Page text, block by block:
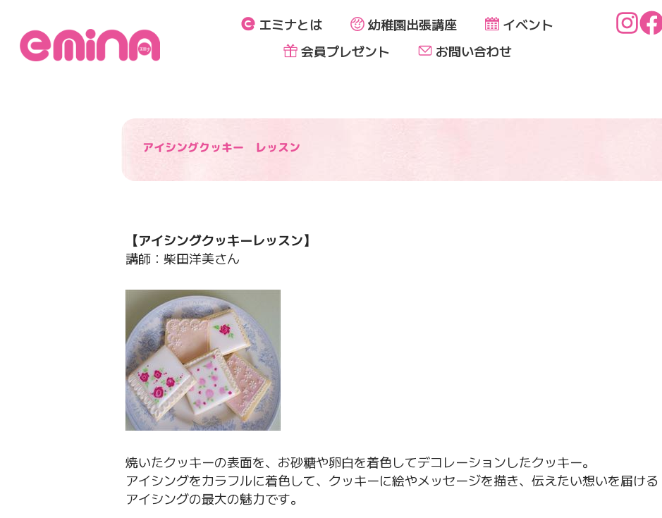
エミナとは 幼稚園出張講座
イベント
会員プレゼント
お問い合わせ
アイシングクッキー レッスン
【アイシングクッキーレッスン】
講師：柴田洋美さん
焼いたクッキーの表面を、お砂糖や卵白を着色してデコレーションしたクッキー。
アイシングをカラフルに着色して、クッキーに絵やメッセージを描き、伝えたい想いを届け
アイシングの最大の魅力です。